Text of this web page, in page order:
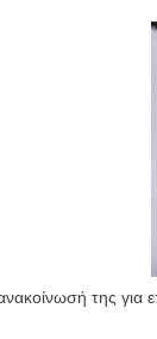
της για